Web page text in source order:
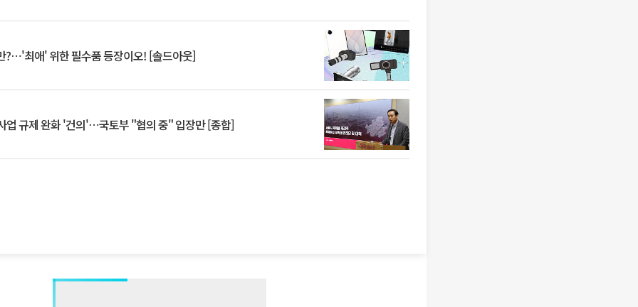
?⋯'최애' 위한 필수품 등장이오! [솔드아웃]
업 규제 완화 '건의'⋯국토부 "협의 중" 입장만 [종합]